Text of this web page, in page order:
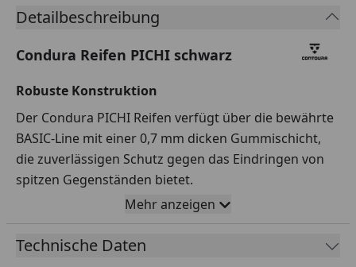
Detailbeschreibung
Condura Reifen PICHI schwarz
Robuste Konstruktion
Der Condura PICHI Reifen verfügt über die bewährte
BASIC-Line mit einer 0,7 mm dicken Gummischicht,
die zuverlässigen Schutz gegen das Eindringen von
spitzen Gegenständen bietet.
Vielseitige Einsatzmöglichkeiten
der Stadt und für leichte Touren. Mit einem
Mehr anzeigen
Technische Daten